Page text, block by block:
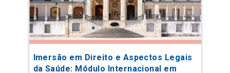
Imersão em Direito e Aspectos Legais
da Saúde: Módulo Internacional em